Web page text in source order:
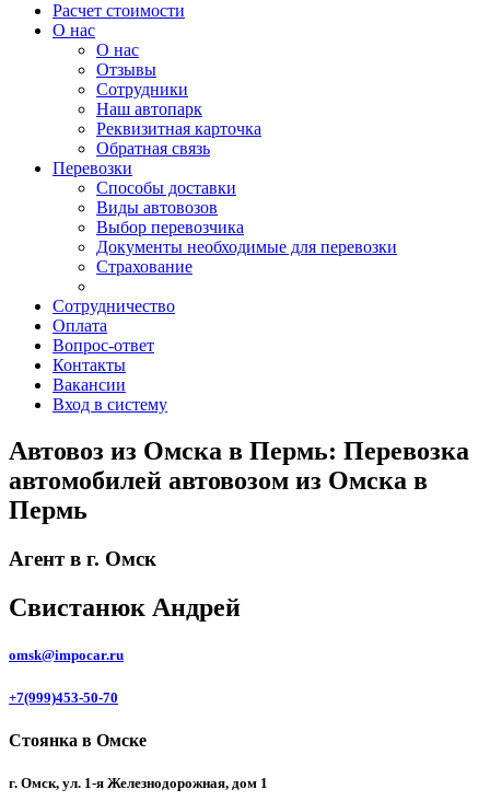
Расчет стоимости
О нас
О нас
Отзывы
Сотрудники
Наш автопарк
Реквизитная карточка
Обратная связь
Перевозки
Способы доставки
Виды автовозов
Выбор перевозчика
Документы необходимые для перевозки
Страхование
Сотрудничество
Оплата
Вопрос-ответ
Контакты
Вакансии
Вход в систему
Автовоз из Омска в Пермь: Перевозка
автомобилей автовозом из Омска в
Пермь
Агент в г. Омск
Свистанюк Андрей
omsk@impocar.ru
+7(999)453-50-70
Стоянка в Омске
г. Омск, ул. 1-я Железнодорожная, дом 1